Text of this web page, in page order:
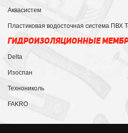
Аквасистем
Пластиковая водосточная система ПВХ
ГИДРОИЗОЛЯЦИОННЫЕ
Delta
Изоспан
Технониколь
FAKRO